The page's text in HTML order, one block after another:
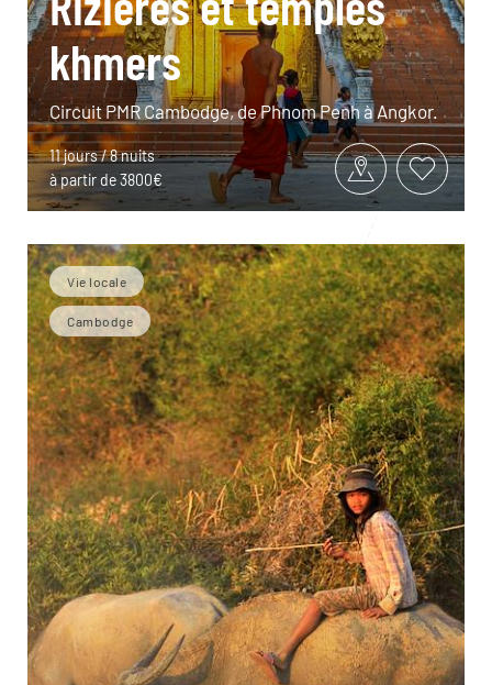
khmers
Circuit PMR Cambodge, de Phnom Penh à Angkor.
11 jours / 8 nuits
à partir de 3800€
Vie locale
Cambodge